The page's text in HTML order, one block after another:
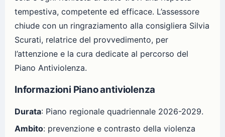
tempestiva, competente ed efficace. L’assessore
chiude con un ringraziamento alla consigliera Silvia
Scurati, relatrice del provvedimento, per
l’attenzione e la cura dedicate al percorso del
Piano Antiviolenza.
Informazioni Piano antiviolenza
Durata: Piano regionale quadriennale 2026-2029.
Ambito: prevenzione e contrasto della violenza